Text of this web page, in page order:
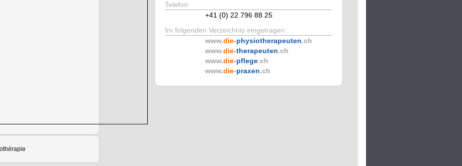
Telefon
+41 (0) 22 796 88 25
Im folgenden Verzeichnis eingetragen :
www.die-physiotherapeuten.ch
www.die-therapeuten.ch
www.die-pflege.ch
www.die-praxen.ch